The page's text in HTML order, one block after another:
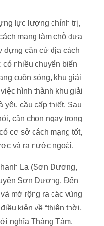
lực lượng chính trị,
mạng làm chỗ dựa
dựng căn cứ địa cách
nhiều chuyển biến
cuộn sóng, khu giải
hình thành khu giải
yêu cầu cấp thiết. Sau
cần chọn ngay trong
cơ sở cách mạng tốt,
và ra nước ngoài.
La (Sơn Dương,
Sơn Dương. Đến
mở rộng ra các vùng
kiện về “thiên thời,
nghĩa Tháng Tám.